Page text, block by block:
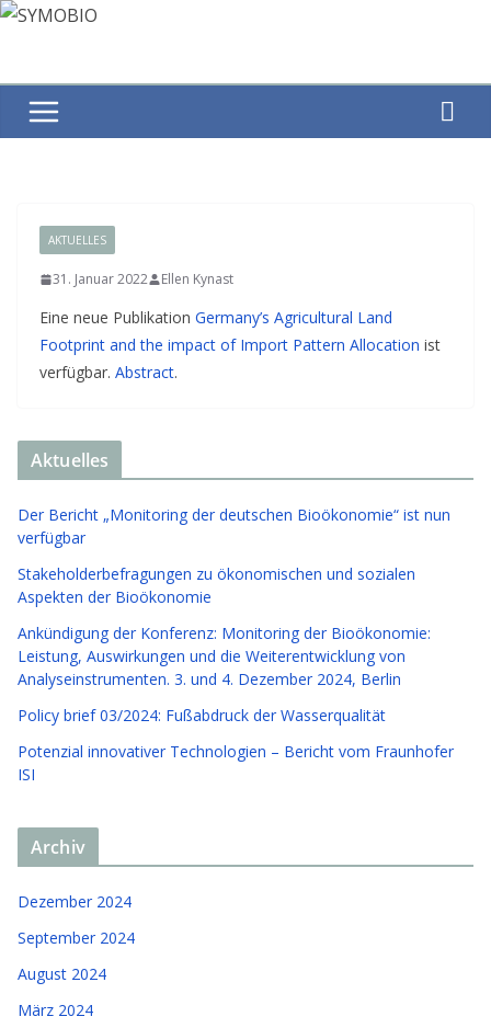
Zum
AKTUELLES
31. Januar 2022 Ellen Kynast
Eine neue Publikation Germany’s Agricultural Land
Footprint and the impact of Import Pattern Allocation ist
verfügbar. Abstract.
Aktuelles
Der Bericht „Monitoring der deutschen Bioökonomie“ ist nun
verfügbar
Stakeholderbefragungen zu ökonomischen und sozialen
Aspekten der Bioökonomie
Ankündigung der Konferenz: Monitoring der Bioökonomie:
Leistung, Auswirkungen und die Weiterentwicklung von
Analyseinstrumenten. 3. und 4. Dezember 2024, Berlin
Policy brief 03/2024: Fußabdruck der Wasserqualität
Potenzial innovativer Technologien – Bericht vom Fraunhofer
ISI
Archiv
Dezember 2024
September 2024
August 2024
März 2024